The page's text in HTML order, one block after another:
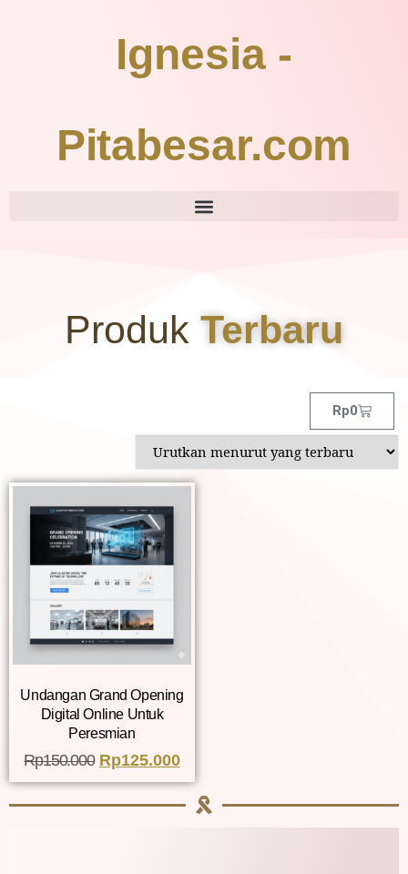
Ignesia -
Pitabesar.com
Produk Terbaru
Rp0
Undangan Grand Opening
Digital Online Untuk
Peresmian
Rp150.000 Rp125.000